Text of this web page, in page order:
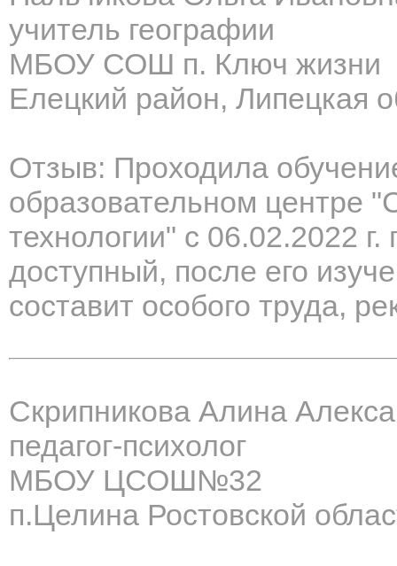
учитель географии
МБОУ СОШ п. Ключ жизни
Елецкий район, Липецкая
Отзыв: Проходила
образовательном центре
технологии" с 06.02.2022
доступный, после его
составит особого труда,
Скрипникова Алина
педагог-психолог
МБОУ ЦСОШ№32
п.Целина Ростовской